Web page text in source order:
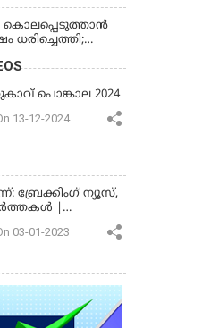
ഗുരുതര
ചാവക്കാട്
ഫ്രീസര്‍
ഇല്ലാതെയെന്നും
ധരിച്ചെത്തി;
പൊങ്കാല 2024
13-12-2024
ബ്രേക്കിംഗ് ന്യൂസ്,
|
03-01-2023